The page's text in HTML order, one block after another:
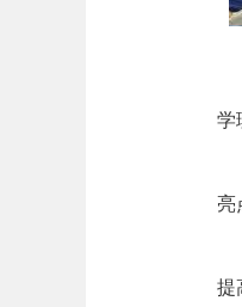
学
亮
提